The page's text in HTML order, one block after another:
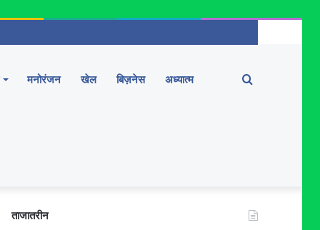
मनोरंजन खेल बिज़नेस अध्यात्म Search
ताजातरीन